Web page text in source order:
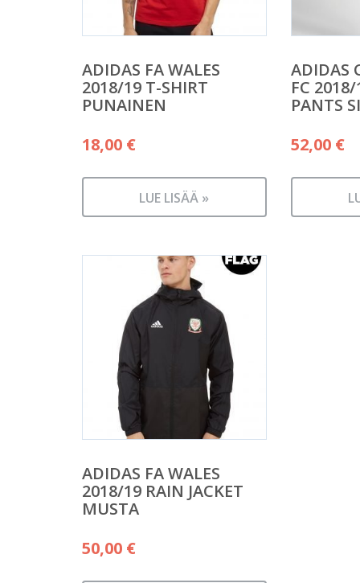
ADIDAS FA WALES
2018/19 T-SHIRT
PUNAINEN
18,00 €
LUE LISÄÄ »
ADIDAS
FC
PANTS
52,00 €
ADIDAS FA WALES
2018/19 RAIN JACKET
MUSTA
50,00 €